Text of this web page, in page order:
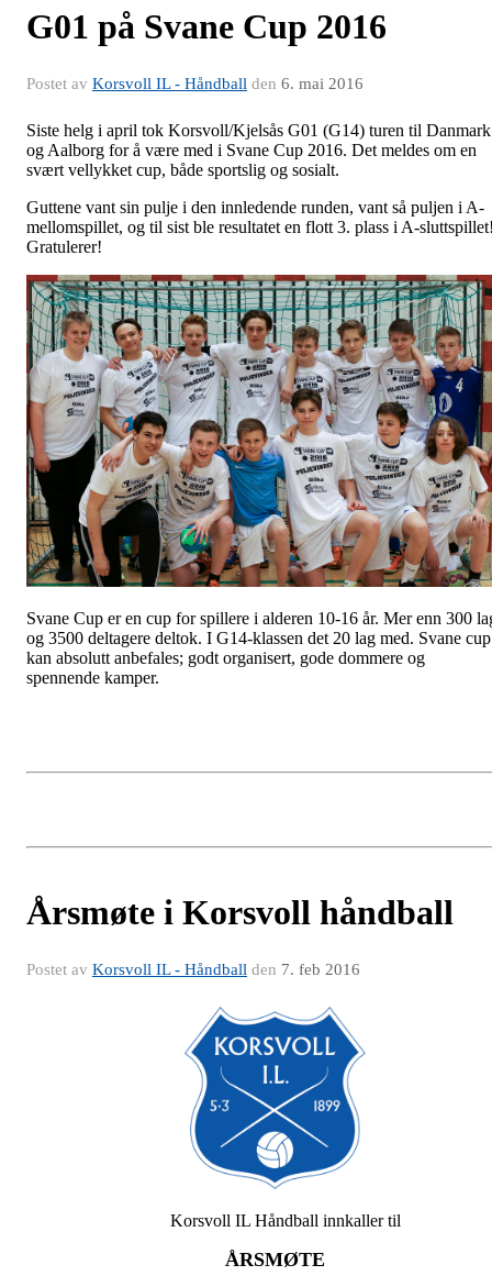
G01 på Svane Cup 2016
Postet av Korsvoll IL - Håndball den 6. mai 2016
Siste helg i april tok Korsvoll/Kjelsås G01 (G14) turen til Danmark
og Aalborg for å være med i Svane Cup 2016. Det meldes om en
svært vellykket cup, både sportslig og sosialt.
Guttene vant sin pulje i den innledende runden, vant så puljen i A-
mellomspillet, og til sist ble resultatet en flott 3. plass i A-
Gratulerer!
Svane Cup er en cup for spillere i alderen 10-16 år. Mer enn 300
og 3500 deltagere deltok. I G14-klassen det 20 lag med. Svane cup
kan absolutt anbefales; godt organisert, gode dommere og
spennende kamper.
Årsmøte i Korsvoll håndball
Postet av Korsvoll IL - Håndball den 7. feb 2016
Korsvoll IL Håndball innkaller til
ÅRSMØTE